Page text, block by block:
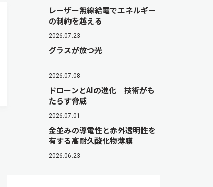
レーザー無線給電でエネルギー
の制約を越える
2026.07.23
グラスが放つ光
2026.07.08
ドローンとAIの進化 技術がも
たらす脅威
2026.07.01
金並みの導電性と赤外透明性を
有する高耐久酸化物薄膜
2026.06.23